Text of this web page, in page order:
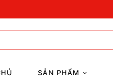
SẢN PHẨM